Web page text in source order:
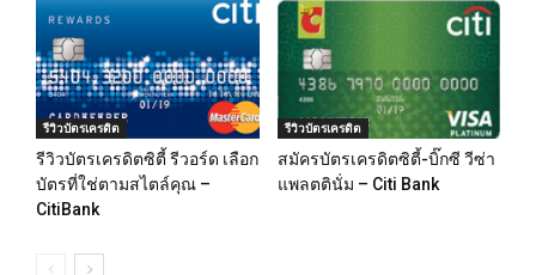
รีวิวบัตรเครดิต
รีวิวบัตรเครดิตซิตี้ รีวอร์ด เลือก
บัตรที่ใช่ตามสไตล์คุณ –
CitiBank
รีวิวบัตรเครดิต
สมัครบัตรเครดิตซิตี้-บิ๊กซี วีซ่า
แพลตตินั่ม – Citi Bank